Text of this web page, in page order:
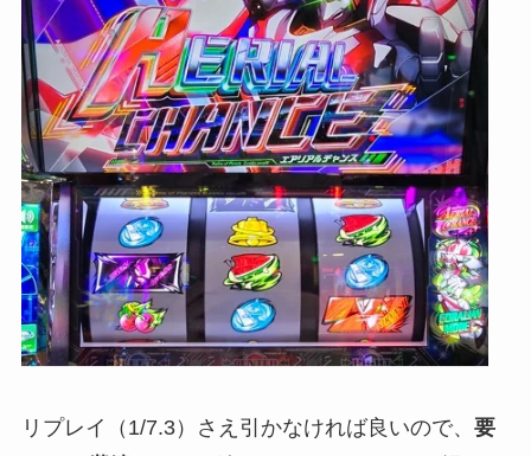
リプレイ（1/7.3）さえ引かなければ良いので、 要